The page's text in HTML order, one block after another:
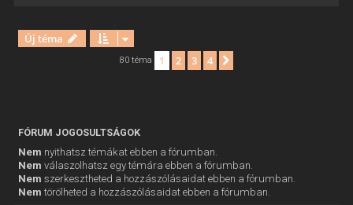
Új téma
80 téma 1 2 3 4
FÓRUM JOGOSULTSÁGOK
Nem nyithatsz témákat ebben a fórumban.
Nem válaszolhatsz egy témára ebben a fórumban.
Nem szerkesztheted a hozzászólásaidat ebben a fórumban.
Nem törölheted a hozzászólásaidat ebben a fórumban.